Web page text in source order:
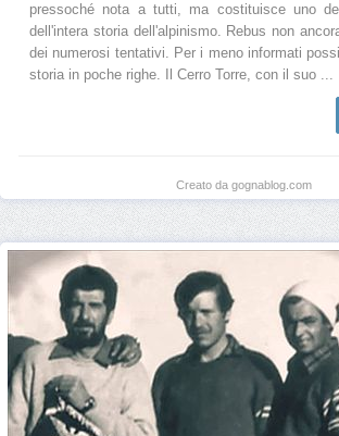
pressoché nota a tutti, ma costituisce uno
dell'intera storia dell'alpinismo. Rebus non
dei numerosi tentativi. Per i meno informati
storia in poche righe. Il Cerro Torre, con il suo ...
Creato da gognablog.com